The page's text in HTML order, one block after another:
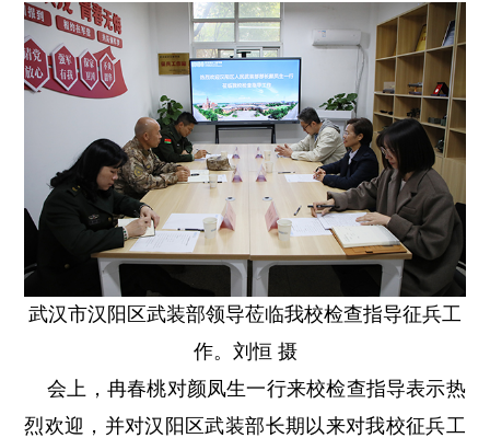
武汉市汉阳区武装部领导莅临我校检查指导征兵工
作。刘恒 摄
会上，冉春桃对颜凤生一行来校检查指导表示热
烈欢迎，并对汉阳区武装部长期以来对我校征兵工